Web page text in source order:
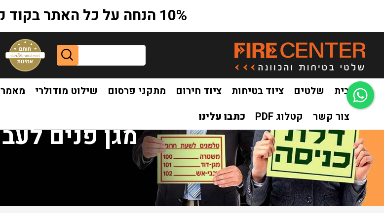
10% הנחה על כל האתר בקוד קופון extra10
בית שלטים ציוד בטיחות ציוד חירום מתקני פרסום שילוט מודולרי
צור קשר
קטלוג PDF כתבו עלינו
מגן פנים